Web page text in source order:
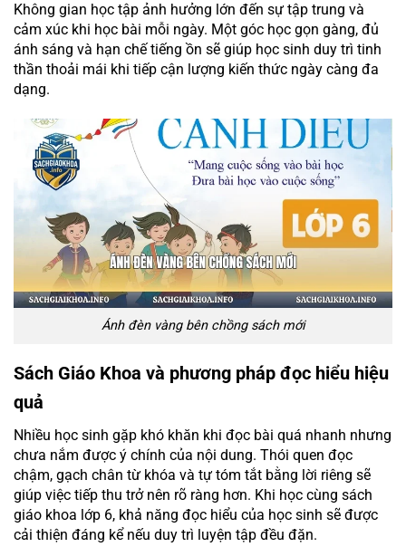
Không gian học tập ảnh hưởng lớn đến sự tập trung và
cảm xúc khi học bài mỗi ngày. Một góc học gọn gàng, đủ
ánh sáng và hạn chế tiếng ồn sẽ giúp học sinh duy trì tinh
thần thoải mái khi tiếp cận lượng kiến thức ngày càng đa
dạng.
Ánh đèn vàng bên chồng sách mới
Sách Giáo Khoa và phương pháp đọc hiểu hiệu
quả
Nhiều học sinh gặp khó khăn khi đọc bài quá nhanh nhưng
chưa nắm được ý chính của nội dung. Thói quen đọc
chậm, gạch chân từ khóa và tự tóm tắt bằng lời riêng sẽ
giúp việc tiếp thu trở nên rõ ràng hơn. Khi học cùng sách
giáo khoa lớp 6, khả năng đọc hiểu của học sinh sẽ được
cải thiện đáng kể nếu duy trì luyện tập đều đặn.